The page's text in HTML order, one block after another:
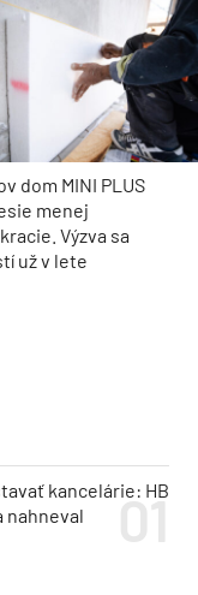
dom MINI PLUS
menej
Výzva sa
už v lete
kancelárie: HB
nahneval